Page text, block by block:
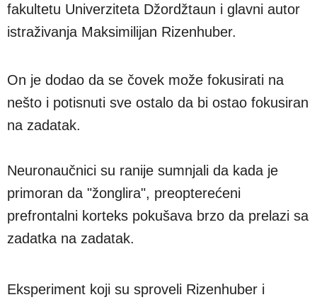
fakultetu Univerziteta Džordžtaun i glavni autor
istraživanja Maksimilijan Rizenhuber.
On je dodao da se čovek može fokusirati na
nešto i potisnuti sve ostalo da bi ostao fokusiran
na zadatak.
Neuronaučnici su ranije sumnjali da kada je
primoran da "žonglira", preopterećeni
prefrontalni korteks pokušava brzo da prelazi sa
zadatka na zadatak.
Eksperiment koji su sproveli Rizenhuber i